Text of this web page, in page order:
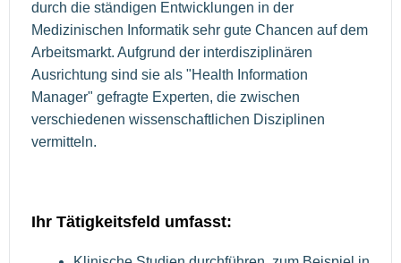
durch die ständigen Entwicklungen in der
Medizinischen Informatik sehr gute Chancen auf dem
Arbeitsmarkt. Aufgrund der interdisziplinären
Ausrichtung sind sie als "Health Information
Manager" gefragte Experten, die zwischen
verschiedenen wissenschaftlichen Disziplinen
vermitteln.
Ihr Tätigkeitsfeld umfasst: